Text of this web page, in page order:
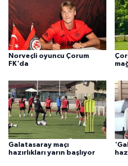
Norveçli oyuncu Çorum
FK'da
Galatasaray maçı
hazırlıkları yarın başlıyor